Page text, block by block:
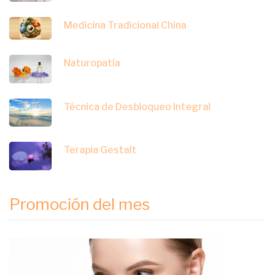
Medicina Tradicional China
Naturopatía
Técnica de Desbloqueo Integral
Terapia Gestalt
Promoción del mes